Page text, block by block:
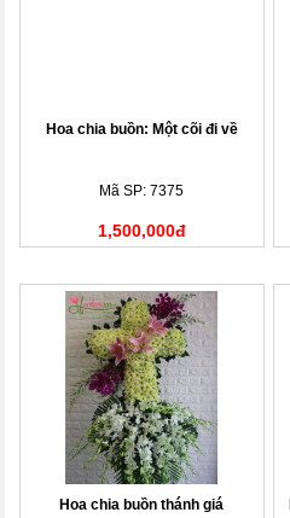
Hoa chia buồn: Một cõi đi về
Mã SP: 7375
1,500,000đ
Hoa chia buồn thánh giá